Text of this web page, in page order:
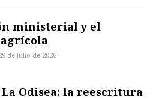
ministerial y el
de julio de 2026
Odisea: la reescritura